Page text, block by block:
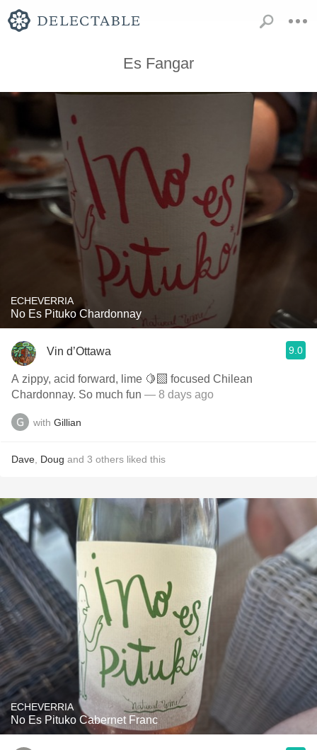
Es Fangar
ECHEVERRIA
No Es Pituko Chardonnay
Vin d’Ottawa 9.0
A zippy, acid forward, lime 🍋‍🟩 focused Chilean
Chardonnay. So much fun — 8 days ago
with Gillian
Dave Doug and 3 others liked this
ECHEVERRIA
No Es Pituko Cabernet Franc